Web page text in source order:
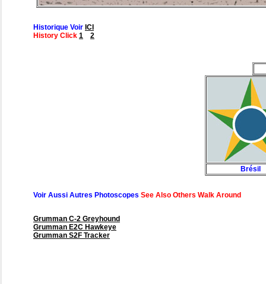
Historique Voir ICI
History Click 1 2
Brésil
Voir Aussi Autres Photoscopes See Also Others Walk Around
Grumman C-2 Greyhound
Grumman E2C Hawkeye
Grumman S2F Tracker